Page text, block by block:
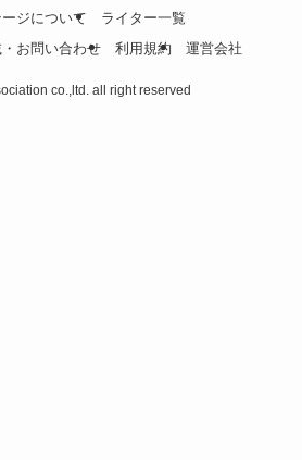
ジについて
ライター一覧
お問い合わせ
利用規約 運営会社
co.,ltd. all right reserved